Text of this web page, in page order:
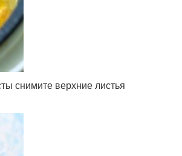
снимите верхние листья